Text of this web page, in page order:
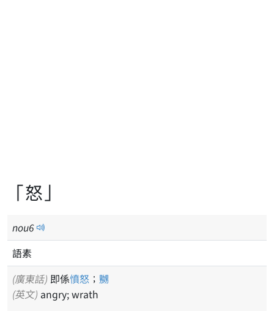
「怒」
nou6
語素
(廣東話) 即係憤怒 ； 嬲
(英文) angry; wrath